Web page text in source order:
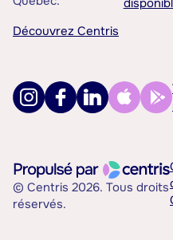
Découvrez Centris
© Centris 2026. Tous droits
réservés.